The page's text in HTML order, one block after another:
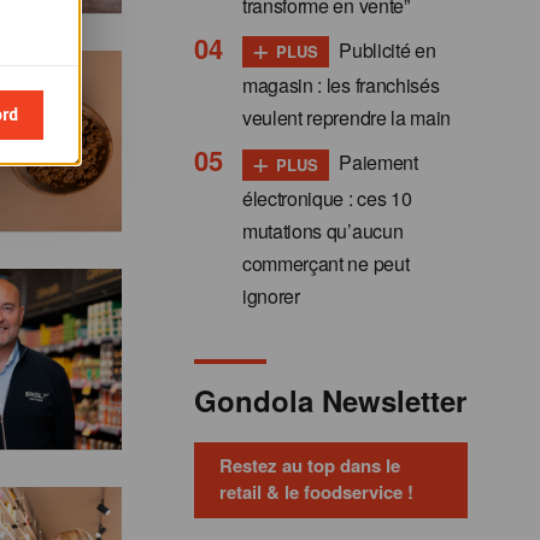
+ PLUS
Publicité en
magasin : les franchisés
veulent reprendre la main
+ PLUS
Paiement
électronique : ces 10
mutations qu’aucun
commerçant ne peut
ignorer
Gondola Newsletter
Restez au top dans le
retail & le foodservice !